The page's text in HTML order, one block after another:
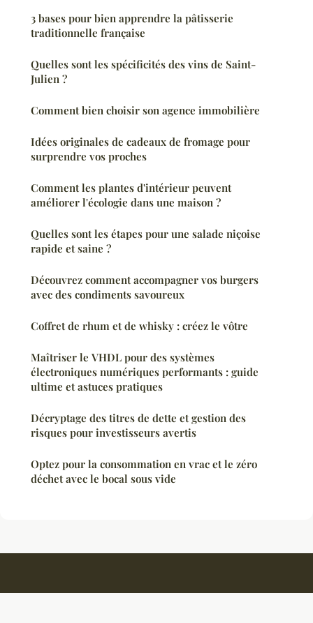
3 bases pour bien apprendre la pâtisserie
traditionnelle française
Quelles sont les spécificités des vins de Saint-
Julien ?
Comment bien choisir son agence immobilière
Idées originales de cadeaux de fromage pour
surprendre vos proches
Comment les plantes d'intérieur peuvent
améliorer l'écologie dans une maison ?
Quelles sont les étapes pour une salade niçoise
rapide et saine ?
Découvrez comment accompagner vos burgers
avec des condiments savoureux
Coffret de rhum et de whisky : créez le vôtre
Maîtriser le VHDL pour des systèmes
électroniques numériques performants : guide
ultime et astuces pratiques
Décryptage des titres de dette et gestion des
risques pour investisseurs avertis
Optez pour la consommation en vrac et le zéro
déchet avec le bocal sous vide
Nederlandsrijbewijsonline